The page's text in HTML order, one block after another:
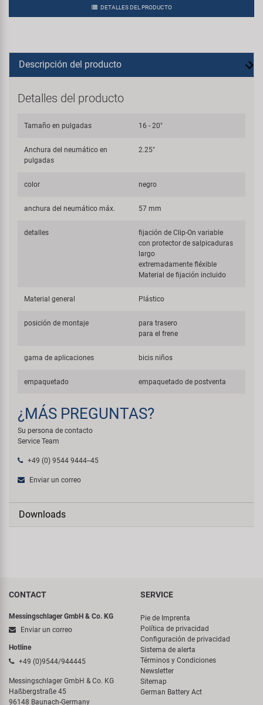
DETALLES DEL PRODUCTO
Descripción del producto
Detalles del producto
Tamaño en pulgadas 16 - 20"
Anchura del neumático en
pulgadas
2.25"
color negro
anchura del neumático máx. 57 mm
detalles
fijación de Clip-On variable
con protector de salpicaduras
largo
extremadamente fléxible
Material de fijación incluido
Material general Plástico
posición de montaje
para trasero
para el frene
gama de aplicaciones bicis niños
empaquetado empaquetado de postventa
¿MÁS PREGUNTAS?
Su persona de contacto
Service Team
+49 (0) 9544 9444--45
Enviar un correo
Downloads
CONTACT
Messingschlager GmbH & Co. KG
Enviar un correo
Hotline
+49 (0)9544/944445
Messingschlager GmbH & Co. KG
Haßbergstraße 45
96148 Baunach-Germany
SERVICE
Pie de Imprenta
Política de privacidad
Configuración de privacidad
Sistema de alerta
Términos y Condiciones
Newsletter
Sitemap
German Battery Act